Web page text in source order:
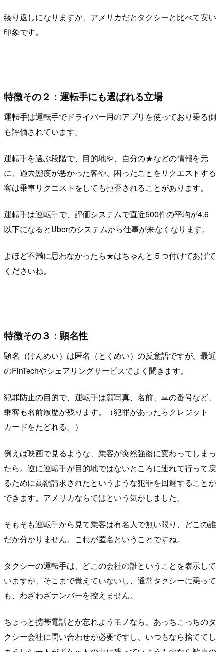
繰り返しになりますが、アメリカだとタクシーと比べて安い
印象です。
特徴その２：運転手にも選ばれる立場
運転手は運転手でドライバー用のアプリを使っており乗る側
も評価されています。
運転手を選ぶ段階で、目的地や、自分の★などの情報を元
に、過去態度が悪かった客や、困ったことをリクエストする
客は乗車リクエストをしても拒否されることがあります。
運転手は運転手で、評価システムで直近500件の平均が4.6
以下になるとUberのシステムから仕事が来なくなります。
よほど不満に思わなかったら★はちゃんと５つ付けてあげて
くださいね。
特徴その３：顕名性
顕名（けんめい）は匿名（とくめい）の反意語ですが、最近
のFinTechやシェアリングサービスでよく聞きます。
犯罪防止の目的で、運転手は顔写真、名前、車の番号など、
乗客も名前履歴が残ります。（犯罪があったらクレジット
カードをたどれる。）
例えば映画で見るような、乗客が突然強盗に変わってしまっ
たら。逆に運転手が目的地ではないところに連れて行って戻
るために高額請求されたというような犯罪を回避することが
できます。アメリカならではという気がしました。
そもそも運転手から見て乗客は有名人で無い限り、どこの誰
だか分かりません。これが匿名ということですね。
タクシーの運転手は、どこの会社の誰ということを表示して
いますが、そこまで覚えていないし、通常タクシーに乗って
も、わざわざナンバーを控えません。
ちょっと携帯電話とか忘れようモノなら、あっちこっちのタ
クシー会社に問い合わせが必要ですし、いつもなら捨ててし